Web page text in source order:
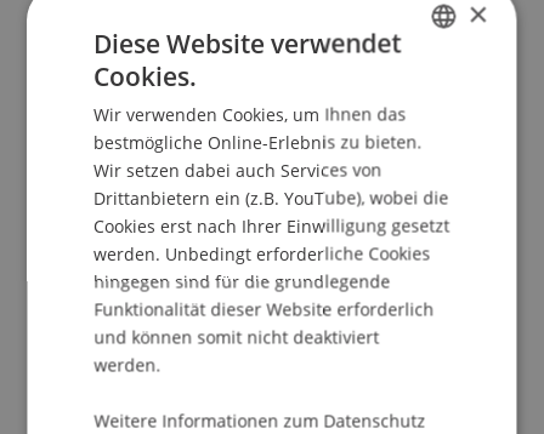
Universität Liechtenstein
Fürst-Franz-Josef-Strasse
Liechtenstein
×
Diese Website verwendet
Cookies.
Wir verwenden Cookies, um Ihnen das
bestmögliche Online-Erlebnis zu bieten.
Wir setzen dabei auch Services von
Drittanbietern ein (z.B. YouTube), wobei die
Cookies erst nach Ihrer Einwilligung gesetzt
werden. Unbedingt erforderliche Cookies
hingegen sind für die grundlegende
Funktionalität dieser Website erforderlich
und können somit nicht deaktiviert
werden.
Weitere Informationen zum Datenschutz